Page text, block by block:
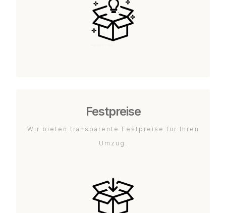
Festpreise
Wir bieten transparente Festpreise für Ihren
Umzug.